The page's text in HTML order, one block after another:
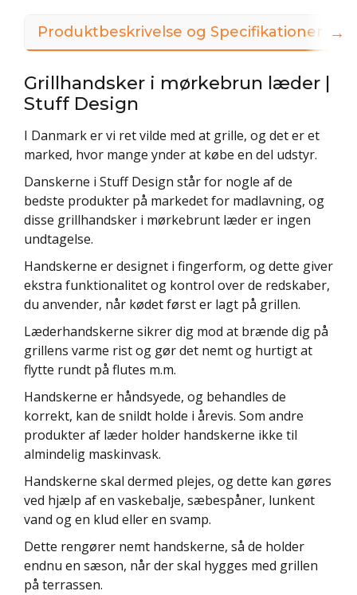
Produktbeskrivelse og Specifikationer
Grillhandsker i mørkebrun læder |
Stuff Design
I Danmark er vi ret vilde med at grille, og det er et
marked, hvor mange ynder at købe en del udstyr.
Danskerne i Stuff Design står for nogle af de
bedste produkter på markedet for madlavning, og
disse grillhandsker i mørkebrunt læder er ingen
undtagelse.
Handskerne er designet i fingerform, og dette giver
ekstra funktionalitet og kontrol over de redskaber,
du anvender, når kødet først er lagt på grillen.
Læderhandskerne sikrer dig mod at brænde dig på
grillens varme rist og gør det nemt og hurtigt at
flytte rundt på flutes m.m.
Handskerne er håndsyede, og behandles de
korrekt, kan de snildt holde i årevis. Som andre
produkter af læder holder handskerne ikke til
almindelig maskinvask.
Handskerne skal dermed plejes, og dette kan gøres
ved hjælp af en vaskebalje, sæbespåner, lunkent
vand og en klud eller en svamp.
Dette rengører nemt handskerne, så de holder
endnu en sæson, når der skal hygges med grillen
på terrassen.
→